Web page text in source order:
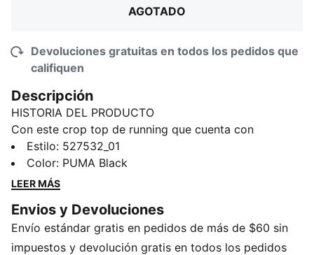
AGOTADO
Devoluciones gratuitas en todos los pedidos que
califiquen
Descripción
HISTORIA DEL PRODUCTO
Con este crop top de running que cuenta con
ULTRAFORM, un tejido compresivo y elástico, sentite
motivada a superar tu récord personal. Nuestra
tecnología dryCELL te mantiene seca, incluso cuando
perforaciones en la espalda te ofrece ventilación extra
y estilo. Diseñado para alto rendimiento, pensado para
inspirarte.
Estilo: 527532_01
Color: PUMA Black
LEER MÁS
Envios y Devoluciones
Envío estándar gratis en pedidos de más de $60 sin
impuestos y devolución gratis en todos los pedidos